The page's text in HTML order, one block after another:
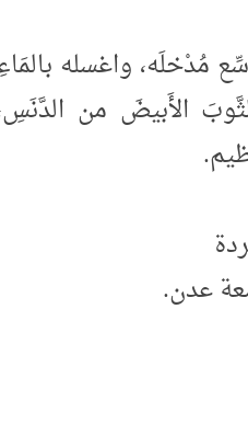
واغسله بالمَاءِ
الأَبيضَ من الدَّنَسِ،
عدن.